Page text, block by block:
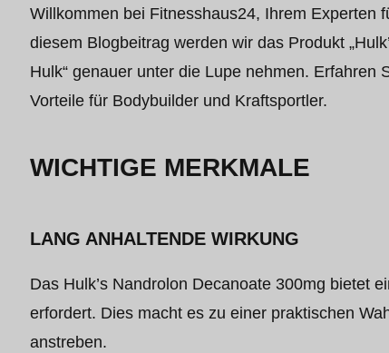
Willkommen bei Fitnesshaus24, Ihrem Experten
diesem Blogbeitrag werden wir das Produkt
Hulk“ genauer unter die Lupe nehmen.
Vorteile für Bodybuilder und Kraftsportler.
WICHTIGE MERKMALE
LANG ANHALTENDE WIRKUNG
Das Hulk’s Nandrolon Decanoate 300mg bietet
erfordert. Dies macht es zu einer praktischen
anstreben.